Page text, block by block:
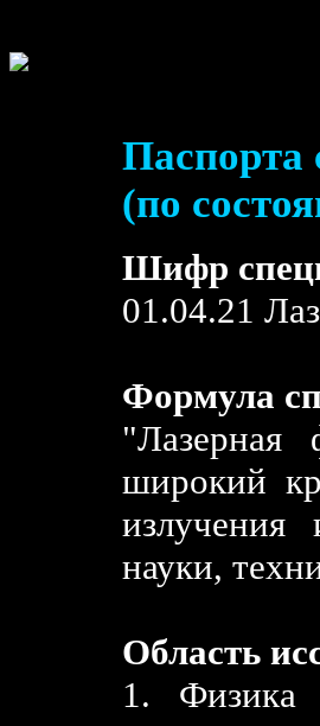
Паспорта
(по
Шифр
01.04.21
Формула
"Лазерная
широкий
науки,
Область
1. Физика